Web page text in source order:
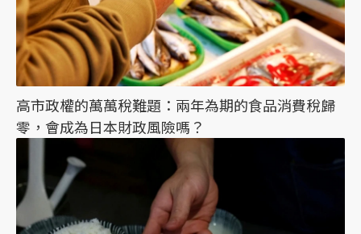
高市政權的萬萬稅難題：兩年為期的食品消費稅歸
零，會成為日本財政風險嗎？